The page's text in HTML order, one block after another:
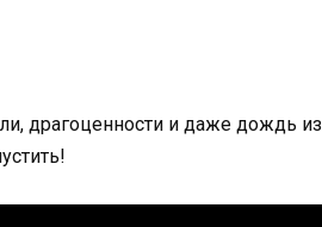
драгоценности и даже дождь из